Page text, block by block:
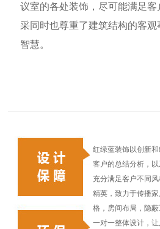
议室的各处装饰，尽可能满足
采同时也尊重了建筑结构的客
智慧。
红绿蓝装饰以创新
客户的总结分析，
充分满足客户不同
精英，致力于传播
格，房间布局，隐
一对一整体设计，